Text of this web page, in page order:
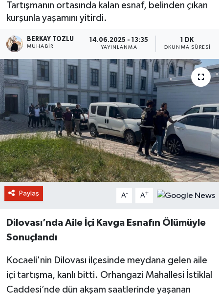
Tartışmanın ortasında kalan esnaf, belinden çıkan
kurşunla yaşamını yitirdi.
BERKAY TOZLU
MUHABIR
14.06.2025 - 13:35
YAYINLANMA
1 DK
OKUNMA SÜRESI
Paylaş A- A+
Dilovası’nda Aile İçi Kavga Esnafın Ölümüyle
Sonuçlandı
Kocaeli'nin Dilovası ilçesinde meydana gelen aile
içi tartışma, kanlı bitti. Orhangazi Mahallesi İstiklal
Caddesi’nde dün akşam saatlerinde yaşanan